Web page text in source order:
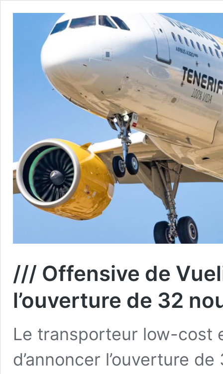
/// Offensive de
l’ouverture de 32
Le transporteur low-cost
d’annoncer l’ouverture